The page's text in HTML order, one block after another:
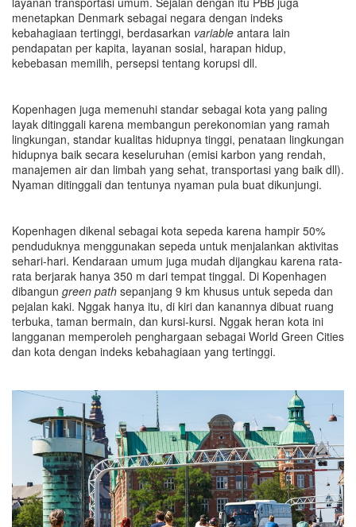
menetapkan Denmark sebagai negara dengan indeks
kebahagiaan tertinggi, berdasarkan variable antara lain
pendapatan per kapita, layanan sosial, harapan hidup,
kebebasan memilih, persepsi tentang korupsi dll.
Kopenhagen juga memenuhi standar sebagai kota yang paling
layak ditinggali karena membangun perekonomian yang ramah
lingkungan, standar kualitas hidupnya tinggi, penataan lingkungan
hidupnya baik secara keseluruhan (emisi karbon yang rendah,
manajemen air dan limbah yang sehat, transportasi yang baik dll).
Nyaman ditinggali dan tentunya nyaman pula buat dikunjungi.
Kopenhagen dikenal sebagai kota sepeda karena hampir 50%
penduduknya menggunakan sepeda untuk menjalankan aktivitas
sehari-hari. Kendaraan umum juga mudah dijangkau karena rata-
rata berjarak hanya 350 m dari tempat tinggal. Di Kopenhagen
dibangun green path sepanjang 9 km khusus untuk sepeda dan
pejalan kaki. Nggak hanya itu, di kiri dan kanannya dibuat ruang
terbuka, taman bermain, dan kursi-kursi. Nggak heran kota ini
langganan memperoleh penghargaan sebagai World Green Cities
dan kota dengan indeks kebahagiaan yang tertinggi.